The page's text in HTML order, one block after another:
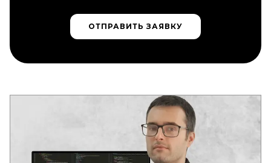
ОТПРАВИТЬ ЗАЯВКУ
ОТПРАВИТЬ ЗАЯВКУ